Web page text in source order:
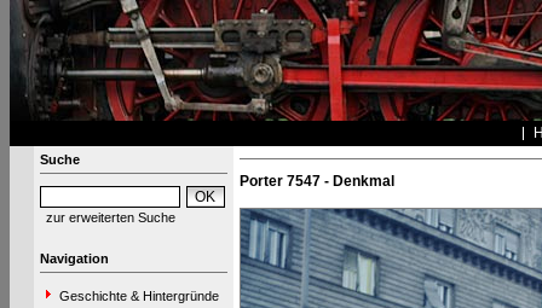
Suche
zur erweiterten Suche
Navigation
Geschichte & Hintergründe
Porter 7547 - Denkmal